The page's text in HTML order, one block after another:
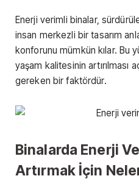
Enerji verimli binalar,
insan merkezli bir tasarım
konforunu mümkün kılar. Bu
yaşam kalitesinin artırılması
gereken bir faktördür.
Binalarda Enerji
Artırmak İçin